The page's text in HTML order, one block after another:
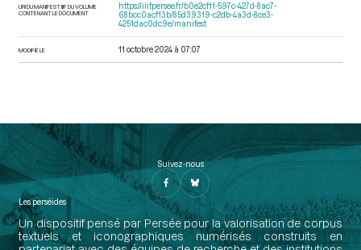
URI DU MANIFEST IIIF DU VOLUME
CONTENANT LE DOCUMENT
https://iiif.persee.fr/b0e2cf11-597c-427d-8ac7-
68bcc0acf13b/85d39319-c2db-4a3d-8ce3-
4251dac0dc9e/manifest
MODIFIÉ LE 11 octobre 2024 à 07:07
Suivez-nous
Les perséides
Un dispositif pensé par Persée pour la valorisation de corpus
textuels et iconographiques numérisés construits en